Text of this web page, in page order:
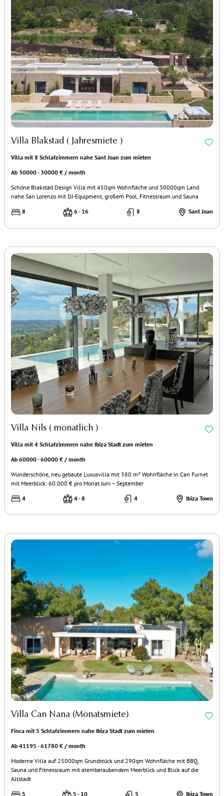
Villa Blakstad ( Jahresmiete )
Villa mit 8 Schlafzimmern nahe Sant Joan zum mieten
Ab 30000 - 30000 € / month
Schöne Blakstad Design Villa mit 450qm Wohnfläche und 30000qm Land
nahe San Lorenzo mit DJ-Equipment, großem Pool, Fitnessraum und Sauna
8
6 - 16 8 Sant Joan
Villa Nils ( monatlich )
Villa mit 4 Schlafzimmern nahe Ibiza Stadt zum mieten
Ab 60000 - 60000 € / month
Wunderschöne, neu gebaute Luxusvilla mit 380 m² Wohnfläche in Can Furnet
mit Meerblick: 60.000 € pro Monat Juni – September
4
4 - 8 4 Ibiza Town
Villa Can Nana (Monatsmiete)
Finca mit 5 Schlafzimmern nahe Ibiza Stadt zum mieten
Ab 41195 - 61780 € / month
Moderne Villa auf 25000qm Grundstück und 290qm Wohnfläche mit BBQ,
Sauna und Fitnessraum mit atemberaubendem Meerblick und Blick auf die
Altstadt
5
5 - 10 5 Ibiza Town